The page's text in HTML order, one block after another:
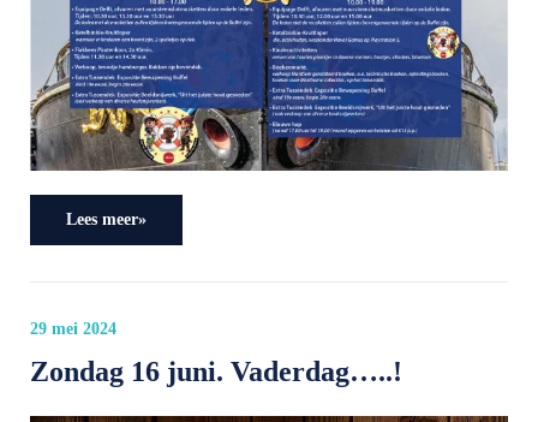
Lees meer»
29 mei 2024
Zondag 16 juni. Vaderdag…..!